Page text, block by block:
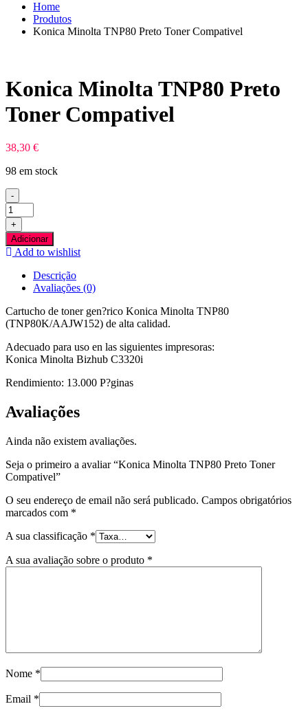
Home
Produtos
Konica Minolta TNP80 Preto Toner Compativel
Konica Minolta TNP80 Preto
Toner Compativel
38,30 €
98 em stock
-
Quantidade
de
Konica
Minolta
TNP80
Compativel
+
Adicionar
Add to wishlist
Descrição
Avaliações (0)
Cartucho de toner gen?rico Konica Minolta TNP80
(TNP80K/AAJW152) de alta calidad.
Adecuado para uso en las siguientes impresoras:
Konica Minolta Bizhub C3320i
Rendimiento: 13.000 P?ginas
Avaliações
Ainda não existem avaliações.
Seja o primeiro a avaliar “Konica Minolta TNP80 Preto Toner
Compativel”
O seu endereço de email não será publicado. Campos obrigatórios
marcados com *
A sua classificação *
A sua avaliação sobre o produto *
Nome *
Email *